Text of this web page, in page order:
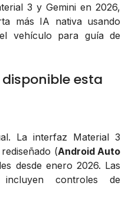
3 y Gemini en 2026,
más IA nativa usando
vehículo para guía de
esta
La interfaz Material 3
(Android Auto
desde enero 2026. Las
incluyen controles de